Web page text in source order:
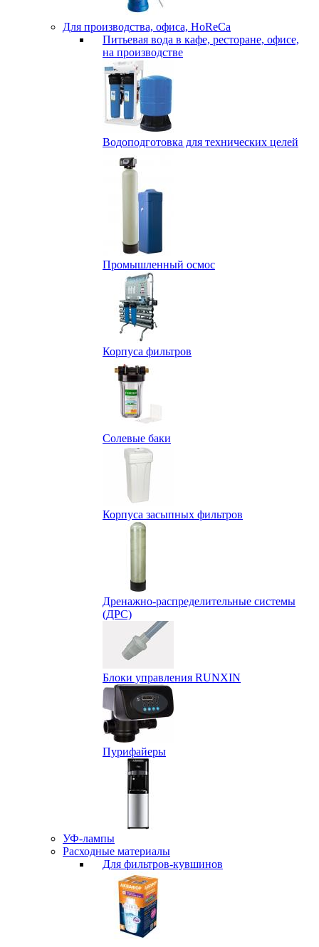
Для производства, офиса, HoReCa
Питьевая вода в кафе, ресторане, офисе,
на производстве
Водоподготовка для технических целей
Промышленный осмос
Корпуса фильтров
Солевые баки
Корпуса засыпных фильтров
Дренажно-распределительные системы
(ДРС)
Блоки управления RUNXIN
Пурифайеры
УФ-лампы
Расходные материалы
Для фильтров-кувшинов